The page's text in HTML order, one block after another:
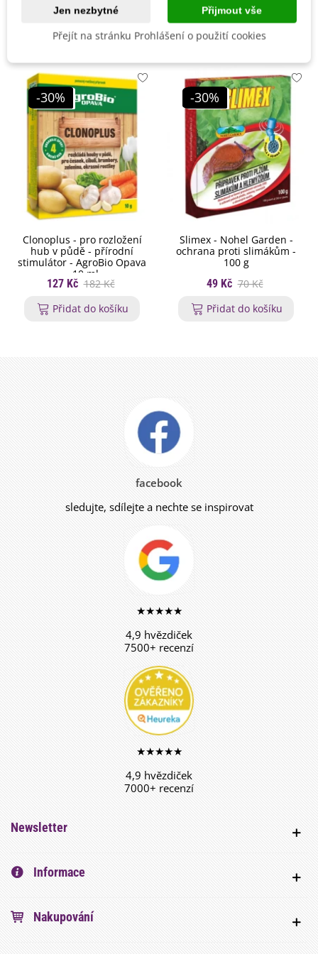
Mohlo by se také hodit
-30%
Clonoplus - pro rozložení
hub v půdě - přírodní
stimulátor - AgroBio Opava
- 10 ml
127 Kč 182 Kč
Přidat do košíku
-30%
Slimex - Nohel Garden -
ochrana proti slimákům -
100 g
49 Kč 70 Kč
Přidat do košíku
facebook
sledujte, sdílejte a nechte se inspirovat
★★★★★
4,9 hvězdiček
7500+ recenzí
★★★★★
4,9 hvězdiček
7000+ recenzí
Newsletter
Informace
Nakupování
Jen nezbytné Přijmout vše
Přejít na stránku Prohlášení o použití cookies